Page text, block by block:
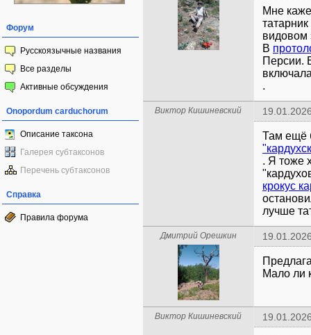
Форум
Русскоязычные названия
Все разделы
Активные обсуждения
Onopordum carduchorum
Описание таксона
Галерея субтаксонов
Перечень субтаксонов
Справка
Правила форума
Мне
видовом
В
Персии.
.
Виктор Кишиневский
Там ещё
. Я тоже
крокус
лучше
Дмитрий Орешкин
Мало ли
Виктор Кишиневский